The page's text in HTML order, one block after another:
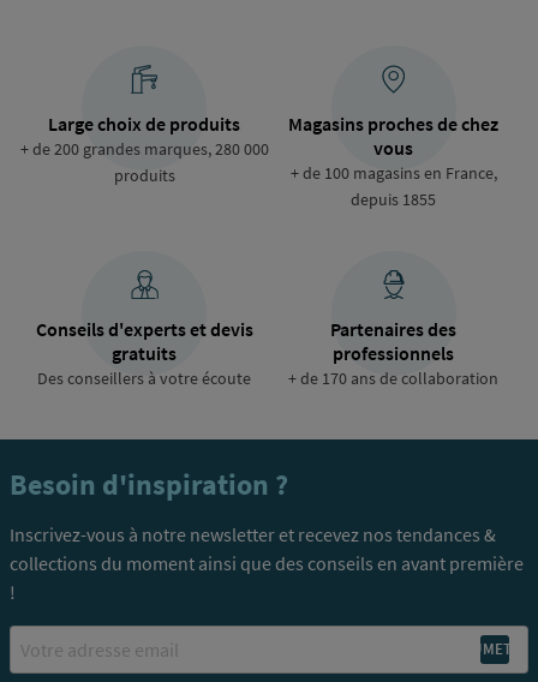
Large choix de produits
+ de 200 grandes marques, 280 000
produits
Magasins proches de chez
vous
+ de 100 magasins en France,
depuis 1855
Conseils d'experts et devis
gratuits
Des conseillers à votre écoute
Partenaires des
professionnels
+ de 170 ans de collaboration
Besoin d'inspiration ?
Inscrivez-vous à notre newsletter et recevez nos tendances &
collections du moment ainsi que des conseils en avant première
!